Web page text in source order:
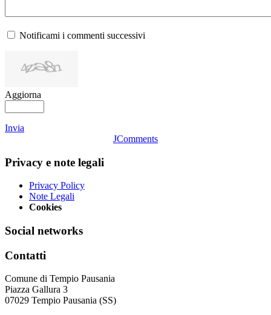
Notificami i commenti successivi
Aggiorna
Invia
JComments
Privacy e note legali
Privacy Policy
Note Legali
Cookies
Social networks
Contatti
Comune di Tempio Pausania
Piazza Gallura 3
07029 Tempio Pausania (SS)